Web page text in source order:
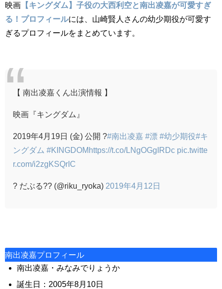
映画 【キングダム】子役の大西利空と南出凌嘉が可愛すぎ
る！プロフィールには、山崎賢人さんの幼少期役が可愛す
ぎるプロフィールをまとめています。
【 南出凌嘉くん出演情報 】
映画『キングダム』
2019年4月19日 (金) 公開 ?#南出凌嘉 #漂 #幼少期役#キ
ングダム #KINGDOM https://t.co/LNgOGgIRDc pic.twitte
r.com/i2zgKSQrIC
? だぶる?? (@riku_ryoka) 2019年4月12日
南出凌嘉プロフィール
南出凌嘉・みなみでりょうか
誕生日：2005年8月10日